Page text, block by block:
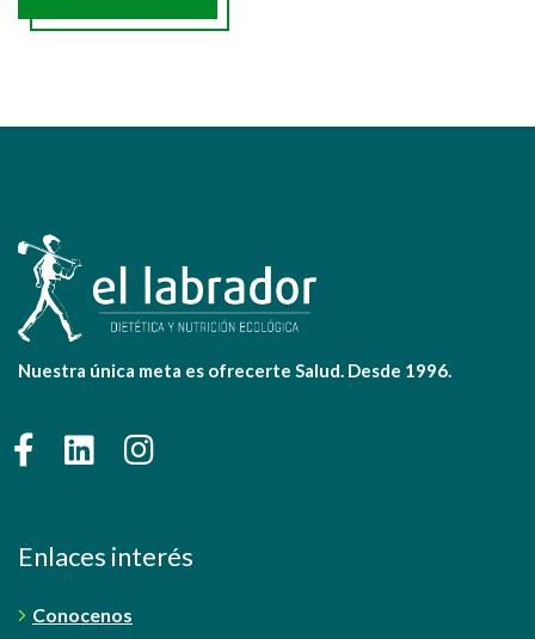
Nuestra única meta es ofrecerte Salud. Desde 1996.
Enlaces interés
Conocenos